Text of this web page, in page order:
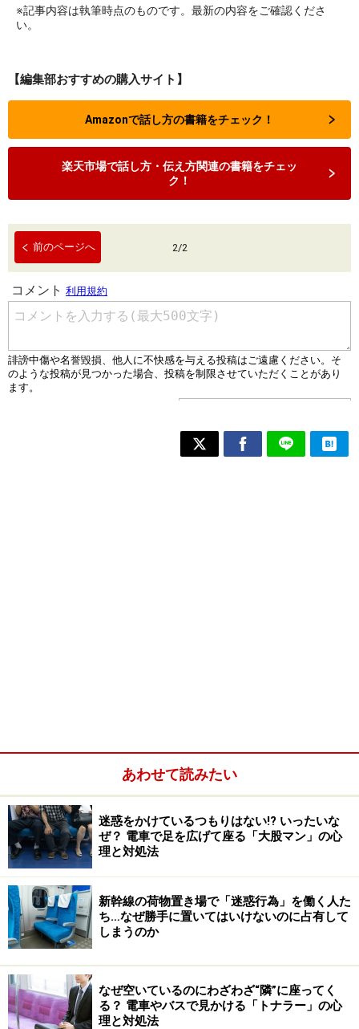
※記事内容は執筆時点のものです。最新の内容をご確認くださ
い。
【編集部おすすめの購入サイト】
Amazonで話し方の書籍をチェック！
楽天市場で話し方・伝え方関連の書籍をチェッ
ク！
前のページへ 2/2
あわせて読みたい
迷惑をかけているつもりはない!? いったいな
ぜ？ 電車で足を広げて座る「大股マン」の心
理と対処法
新幹線の荷物置き場で「迷惑行為」を働く人た
ち…なぜ勝手に置いてはいけないのに占有して
しまうのか
なぜ空いているのにわざわざ“隣”に座ってく
る？ 電車やバスで見かける「トナラー」の心
理と対処法